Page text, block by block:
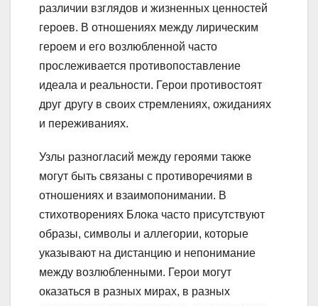
различии взглядов и жизненных ценностей
героев. В отношениях между лирическим
героем и его возлюбленной часто
прослеживается противопоставление
идеала и реальности. Герои противостоят
друг другу в своих стремлениях, ожиданиях
и переживаниях.
Узлы разногласий между героями также
могут быть связаны с противоречиями в
отношениях и взаимопонимании. В
стихотворениях Блока часто присутствуют
образы, символы и аллегории, которые
указывают на дистанцию и непонимание
между возлюбленными. Герои могут
оказаться в разных мирах, в разных